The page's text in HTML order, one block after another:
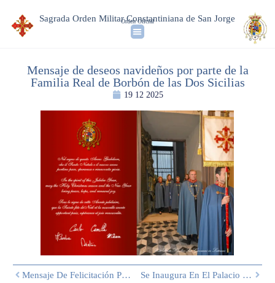
Sagrada Orden Militar Constantiniana de San Jorge
Orden Oficial
Mensaje de deseos navideños por parte de la
Familia Real de Borbón de las Dos Sicilias
19 12 2025
Mensaje De Felicitación Por La Santa Navidad Del Gran Prior
Se Inaugura En El Palacio Real De Caserta La Exposición “Reinas”: El Príncipe Carlos De Borbón De Las Dos Sicilias Presta Obras Familiares Y Celebra Sus Vínculos Con Nápoles.